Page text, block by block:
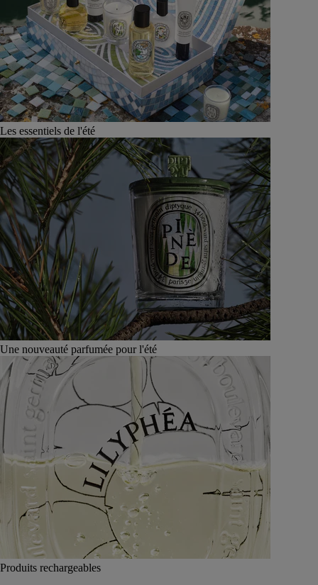
Les essentiels de l'été
Une nouveauté parfumée pour l'été
Produits rechargeables